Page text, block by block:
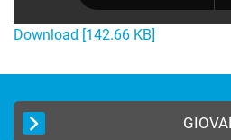
Download [142.66 KB]